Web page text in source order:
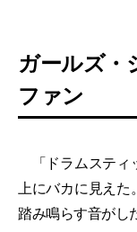
ガールズ・
ファン
「ドラムスティ
上にバカに見えた
踏み鳴らす音がし